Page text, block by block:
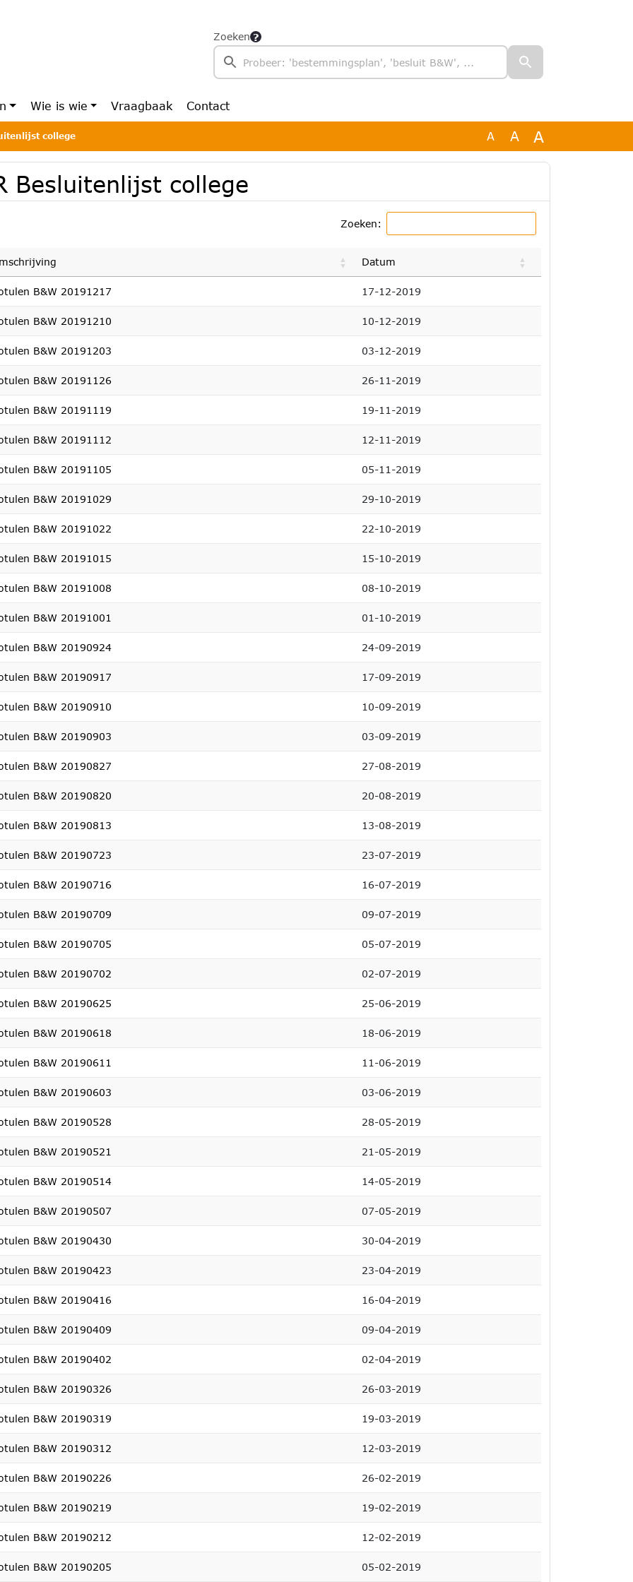
Zoeken
Wie is wie Vraagbaak Contact
college A A A
Besluitenlijst college
Zoeken:
Datum
B&W 20191217 17-12-2019
B&W 20191210 10-12-2019
B&W 20191203 03-12-2019
B&W 20191126 26-11-2019
B&W 20191119 19-11-2019
B&W 20191112 12-11-2019
B&W 20191105 05-11-2019
B&W 20191029 29-10-2019
B&W 20191022 22-10-2019
B&W 20191015 15-10-2019
B&W 20191008 08-10-2019
B&W 20191001 01-10-2019
B&W 20190924 24-09-2019
B&W 20190917 17-09-2019
B&W 20190910 10-09-2019
B&W 20190903 03-09-2019
B&W 20190827 27-08-2019
B&W 20190820 20-08-2019
B&W 20190813 13-08-2019
B&W 20190723 23-07-2019
B&W 20190716 16-07-2019
B&W 20190709 09-07-2019
B&W 20190705 05-07-2019
B&W 20190702 02-07-2019
B&W 20190625 25-06-2019
B&W 20190618 18-06-2019
B&W 20190611 11-06-2019
B&W 20190603 03-06-2019
B&W 20190528 28-05-2019
B&W 20190521 21-05-2019
B&W 20190514 14-05-2019
B&W 20190507 07-05-2019
B&W 20190430 30-04-2019
B&W 20190423 23-04-2019
B&W 20190416 16-04-2019
B&W 20190409 09-04-2019
B&W 20190402 02-04-2019
B&W 20190326 26-03-2019
B&W 20190319 19-03-2019
B&W 20190312 12-03-2019
B&W 20190226 26-02-2019
B&W 20190219 19-02-2019
B&W 20190212 12-02-2019
B&W 20190205 05-02-2019